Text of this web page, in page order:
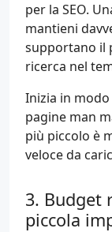
per la SEO.
mantieni
supportano il
ricerca nel
Inizia in
pagine man
più piccolo è
veloce da
Budget
piccola